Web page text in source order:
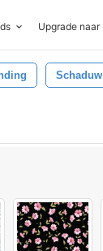
Upgrade naar
Schaduw